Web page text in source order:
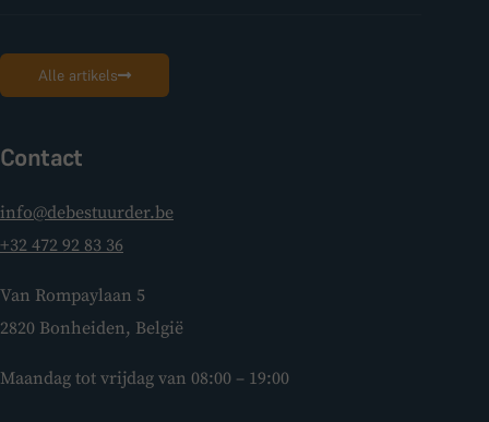
Alle artikels
Contact
info@debestuurder.be
+32 472 92 83 36
Van Rompaylaan 5
2820 Bonheiden, België
Maandag tot vrijdag van 08:00 – 19:00